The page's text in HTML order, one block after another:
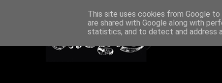
This site uses cookies from Google
are shared with Google along with
statistics, and to detect and address